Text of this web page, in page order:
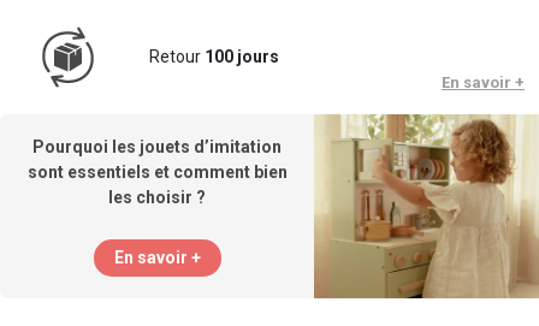
Retour 100 jours
En savoir +
Pourquoi les jouets d’imitation
sont essentiels et comment bien
les choisir ?
En savoir +